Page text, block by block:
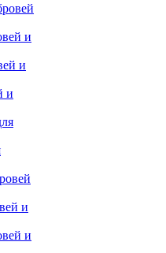
и
и
и